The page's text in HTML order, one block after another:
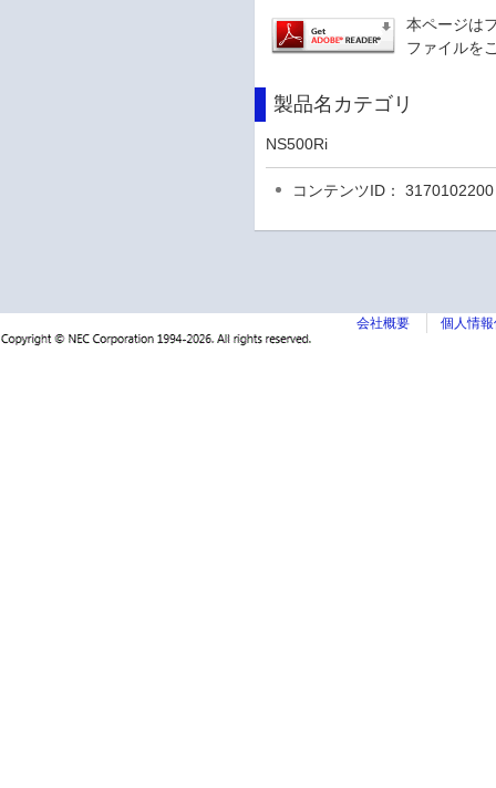
本ページは
ファイルを
製品名カテゴリ
NS500Ri
コンテンツID： 3170102200
会社概要 個人情